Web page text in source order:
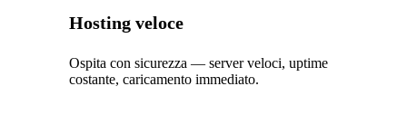
Hosting veloce
Ospita con sicurezza — server veloci, uptime
costante, caricamento immediato.